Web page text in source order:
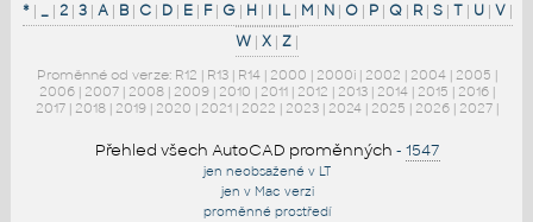
*| _| 2| 3| A| B| C| D| E| F| G| H| I| L| M| N| O| P| Q| R| S| T| U| V|
W | X | Z |
Proměnné od verze: R12 | R13 | R14 | 2000 | 2000i | 2002 | 2004 | 2005 |
2006 | 2007 | 2008 | 2009 | 2010 | 2011 | 2012 | 2013 | 2014 | 2015 | 2016 |
2017 | 2018 | 2019 | 2020 | 2021 | 2022 | 2023 | 2024 | 2025 | 2026 | 2027 |
Přehled všech AutoCAD proměnných - 1547
jen neobsažené v LT
jen v Mac verzi
proměnné prostředí